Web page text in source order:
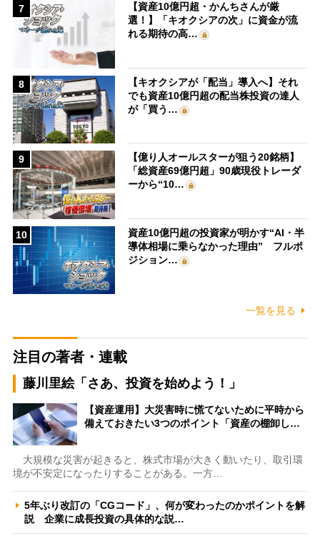
7
【資産10億円超・かんちさんが厳
選！】「キオクシアの次」に資金が流
れる期待の高…
8
【キオクシアが「配当」導入へ】それ
でも資産10億円超の配当株投資の達人
が「買う…
9
【億り人オールスターが狙う20銘柄】
「総資産69億円超」90歳現役トレーダ
ーから“10…
10
資産10億円超の投資家が明かす“AI・半
導体相場に乗らなかった理由” フルポ
ジション…
一覧を見る
注目の著者・連載
藤川里絵「さあ、投資を始めよう！」
【資産運用】大災害時に慌てないために平時から
備えておきたい3つのポイント「資産の棚卸し…
大規模な災害が起きると、株式市場が大きく動いたり、取引環
境が不安定になったりすることがある。一方…
5年ぶり改訂の「CGコード」、何が変わったのかポイントを解
説 企業に成長投資の具体的な説…